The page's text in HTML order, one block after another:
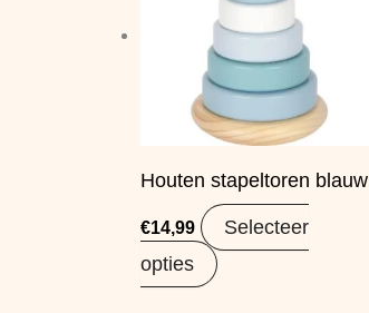
Houten stapeltoren blauw
€14,99
Selecteer
opties